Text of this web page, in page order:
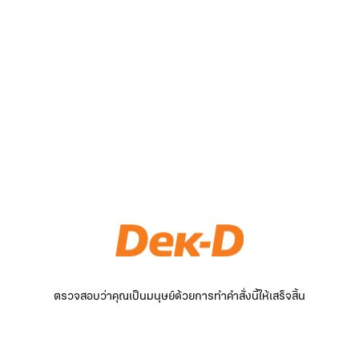
ตรวจสอบว่าคุณเป็นมนุษย์ด้วยการทำคำสั่งนี้ให้เสร็จสิ้น